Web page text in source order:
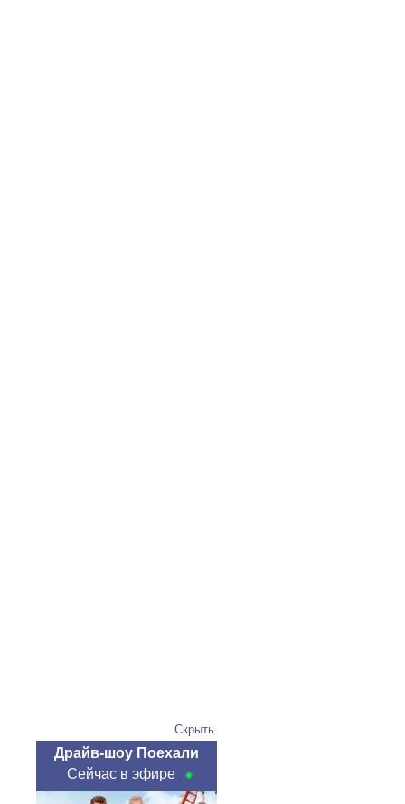
Скрыть
Драйв-шоу Поехали
Сейчас в эфире